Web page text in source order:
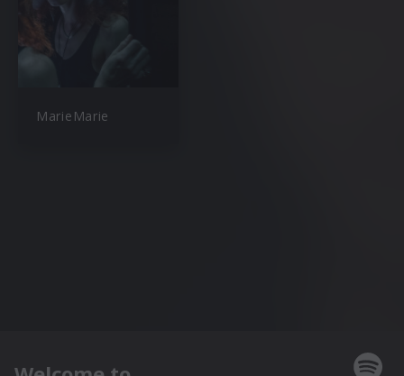
MarieMarie